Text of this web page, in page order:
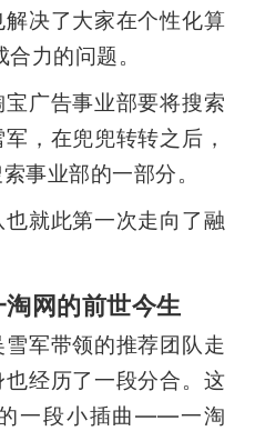
决了大家在个性化算
力的问题。
广告事业部要将搜索
，在兜兜转转之后，
事业部的一部分。
就此第一次走向了融
网的前世今生
军带领的推荐团队走
经历了一段分合。这
一段小插曲——一淘